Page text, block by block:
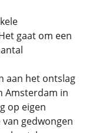
gaat om een
aan het ontslag
Amsterdam in
op eigen
gedwongen